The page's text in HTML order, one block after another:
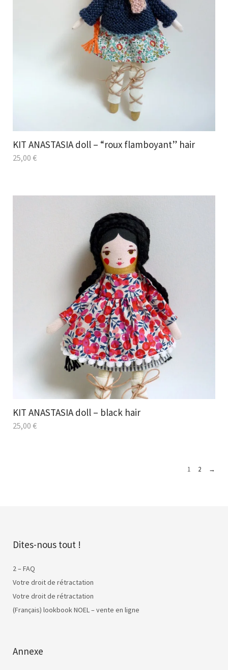
KIT ANASTASIA doll – “roux flamboyant” hair
25,00 €
KIT ANASTASIA doll – black hair
25,00 €
1 2 →
Dites-nous tout !
2 – FAQ
Votre droit de rétractation
Votre droit de rétractation
(Français) lookbook NOEL – vente en ligne
Annexe